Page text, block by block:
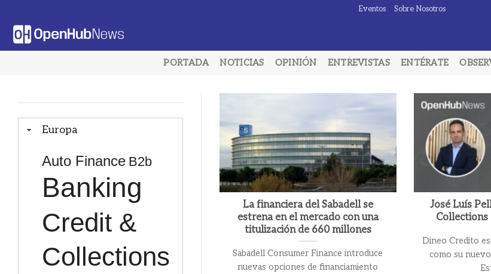
contenido
Eventos Sobre Nosotros
PORTADA NOTICIAS OPINIÓN ENTREVISTAS ENTÉRATE
Europa
Auto Finance B2b
Banking
Credit &
Collections
La financiera del Sabadell se
estrena en el mercado con una
titulización de 660 millones
Sabadell Consumer Finance introduce
nuevas opciones de financiamiento
José Luís
Collections
Dineo Credito
como su